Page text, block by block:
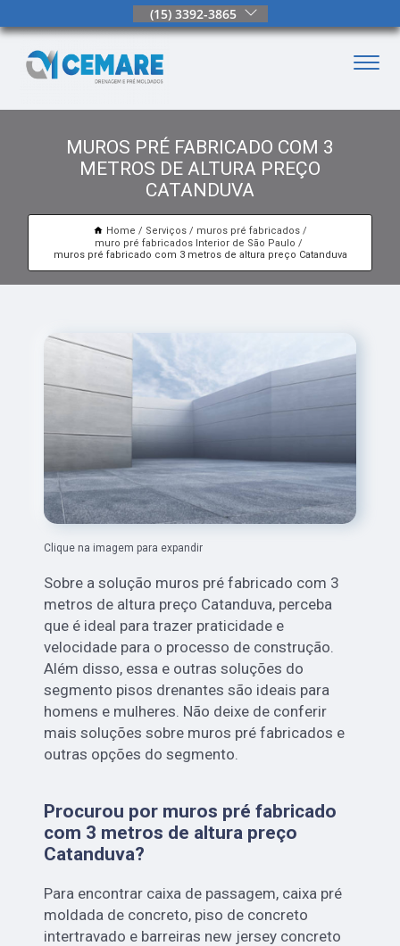
(15) 3392-3865
MUROS PRÉ FABRICADO COM 3
METROS DE ALTURA PREÇO
CATANDUVA
Home Serviços
muros pré fabricados
muro pré fabricados Interior de São Paulo
muros pré fabricado com 3 metros de altura preço Catanduva
Clique na imagem para expandir
Sobre a solução muros pré fabricado com 3
metros de altura preço Catanduva, perceba
que é ideal para trazer praticidade e
velocidade para o processo de construção.
Além disso, essa e outras soluções do
segmento pisos drenantes são ideais para
homens e mulheres. Não deixe de conferir
mais soluções sobre muros pré fabricados e
outras opções do segmento.
Procurou por muros pré fabricado
com 3 metros de altura preço
Catanduva?
Para encontrar caixa de passagem, caixa pré
moldada de concreto, piso de concreto
intertravado e barreiras new jersey concreto